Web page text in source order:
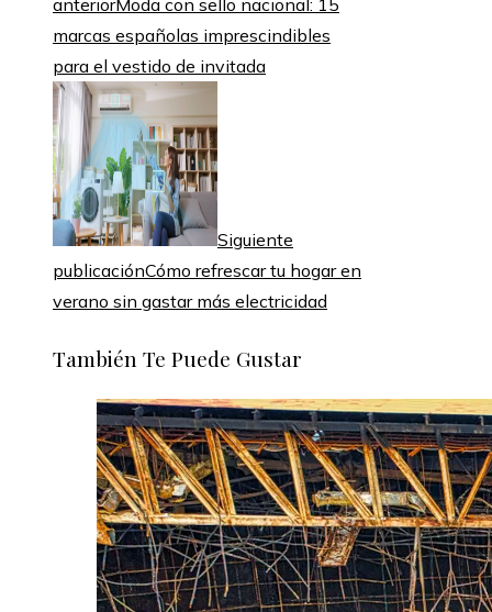
anteriorModa con sello nacional: 15
marcas españolas imprescindibles
para el vestido de invitada
Siguiente
publicaciónCómo refrescar tu hogar en
verano sin gastar más electricidad
También Te Puede Gustar